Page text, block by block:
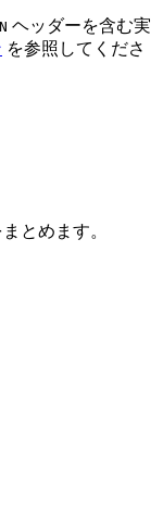
ヘッダーを含む実
を参照してくださ
とめます。